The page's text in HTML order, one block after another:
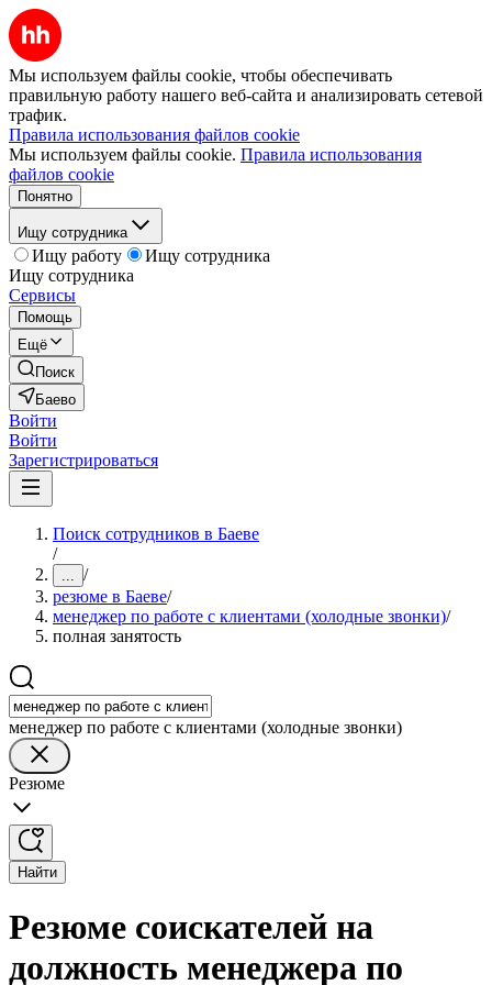
Мы используем файлы cookie, чтобы обеспечивать
правильную работу нашего веб-сайта и анализировать сетевой
трафик.
Правила использования файлов cookie
Мы используем файлы cookie. Правила использования
файлов cookie
Понятно
Ищу сотрудника
Ищу работу
Ищу сотрудника
Ищу сотрудника
Сервисы
Помощь
Ещё
Поиск
Баево
Войти
Войти
Зарегистрироваться
Поиск сотрудников в Баеве
/
... /
резюме в Баеве/
менеджер по работе с клиентами (холодные звонки)/
полная занятость
менеджер по работе с клиентами (холодные звонки)
Резюме
Найти
Резюме соискателей на
должность менеджера по